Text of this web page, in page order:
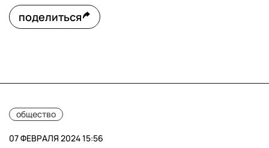
поделиться
общество
07 ФЕВРАЛЯ 2024 15:56